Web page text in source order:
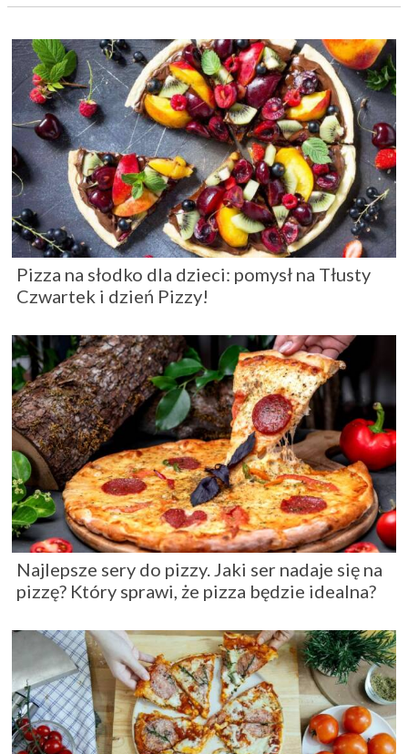
Pizza na słodko dla dzieci: pomysł na Tłusty
Czwartek i dzień Pizzy!
Najlepsze sery do pizzy. Jaki ser nadaje się na
pizzę? Który sprawi, że pizza będzie idealna?